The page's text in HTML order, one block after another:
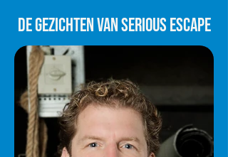
De gezichten van Serious Escape